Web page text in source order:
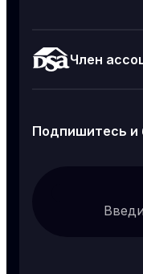
Член
Подпишитесь и